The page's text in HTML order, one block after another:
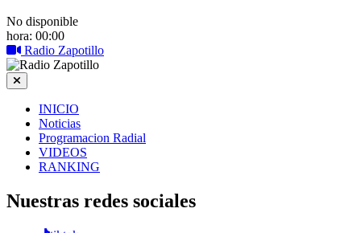
No disponible
hora: 00:00
Radio Zapotillo
INICIO
Noticias
Programacion Radial
VIDEOS
RANKING
Nuestras redes sociales